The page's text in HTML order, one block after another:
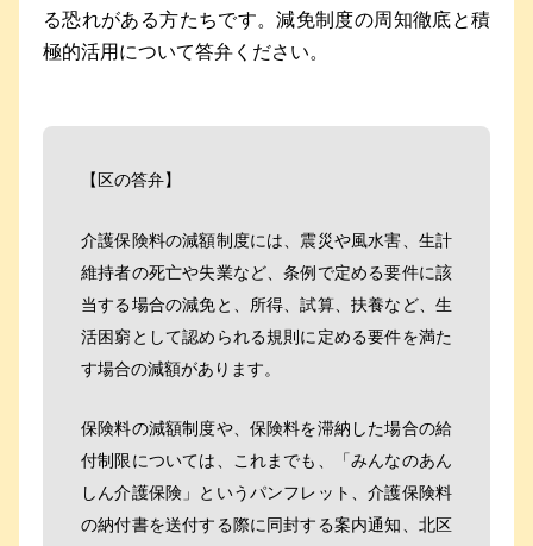
る恐れがある方たちです。減免制度の周知徹底と積
極的活用について答弁ください。
【区の答弁】
介護保険料の減額制度には、震災や風水害、生計
維持者の死亡や失業など、条例で定める要件に該
当する場合の減免と、所得、試算、扶養など、生
活困窮として認められる規則に定める要件を満た
す場合の減額があります。
保険料の減額制度や、保険料を滞納した場合の給
付制限については、これまでも、「みんなのあん
しん介護保険」というパンフレット、介護保険料
の納付書を送付する際に同封する案内通知、北区